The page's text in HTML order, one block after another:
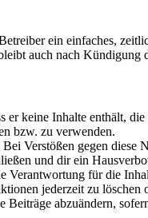
ein einfaches,
auch nach Kündigung
keine Inhalte enthält,
bzw. zu verwenden.
Verstößen gegen
und dir ein
Verantwortung für die
jederzeit zu löschen
Beiträge abzuändern,